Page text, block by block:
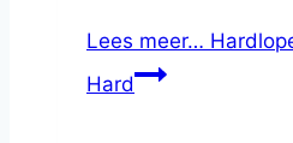
Lees meer…
Hard